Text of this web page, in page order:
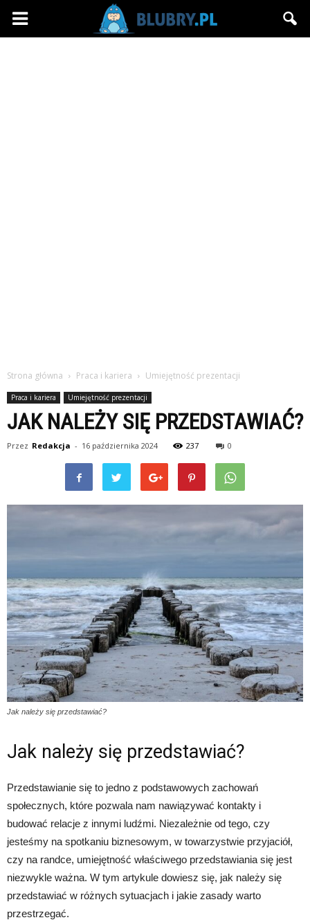
Blubry.pl
Strona główna Praca i kariera Umiejętność prezentacji
Praca i kariera Umiejętność prezentacji
JAK NALEŻY SIĘ PRZEDSTAWIAĆ?
Przez Redakcja - 16 października 2024 237 0
Jak należy się przedstawiać?
Jak należy się przedstawiać?
Przedstawianie się to jedno z podstawowych zachowań
społecznych, które pozwala nam nawiązywać kontakty i
budować relacje z innymi ludźmi. Niezależnie od tego, czy
jesteśmy na spotkaniu biznesowym, w towarzystwie przyjaciół,
czy na randce, umiejętność właściwego przedstawiania się jest
niezwykle ważna. W tym artykule dowiesz się, jak należy się
przedstawiać w różnych sytuacjach i jakie zasady warto
przestrzegać.